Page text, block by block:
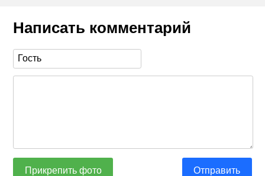
Написать комментарий
Прикрепить фото Отправить